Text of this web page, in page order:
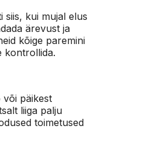
siis, kui mujal elus
ärevust ja
kõige paremini
kontrollida.
või päikest
liiga palju
toimetused